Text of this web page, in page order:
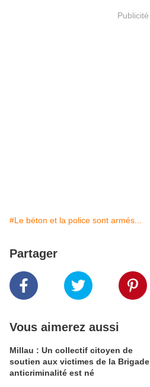
Publicité
#Le béton et la police sont armés...
Partager
Vous aimerez aussi
Millau : Un collectif citoyen de
soutien aux victimes de la Brigade
anticriminalité est né